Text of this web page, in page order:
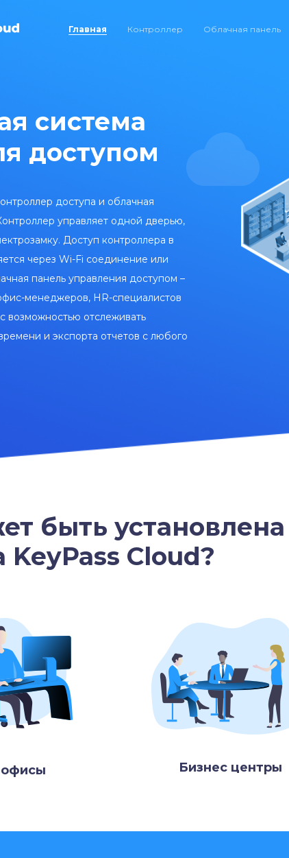
Главная Контроллер Облачная панель
система
доступом
доступа и облачная
управляет одной дверью,
Доступ контроллера в
через Wi-Fi соединение или
панель управления доступом –
менеджеров, HR-специалистов
возможностью отслеживать
и экспорта отчетов с любого
быть установлена
KeyPass Cloud?
Бизнес центры